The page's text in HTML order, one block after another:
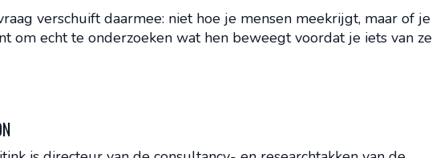
verschuift daarmee: niet hoe je mensen meekrijgt, maar of je
om echt te onderzoeken wat hen beweegt voordat je iets van ze